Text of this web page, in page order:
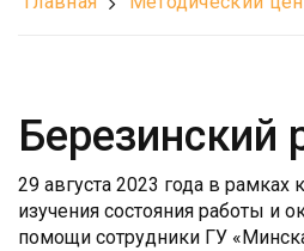
Березинский
29 августа 2023 года в рамках
изучения состояния работы и
помощи сотрудники ГУ